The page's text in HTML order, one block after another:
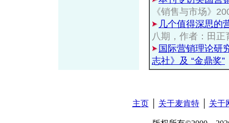
《销售与市场》
几个值得深思的
八期，作者：田正
国际营销理论研
志社》及 “金鼎奖”
主页│ 关于麦肯特│ 关于